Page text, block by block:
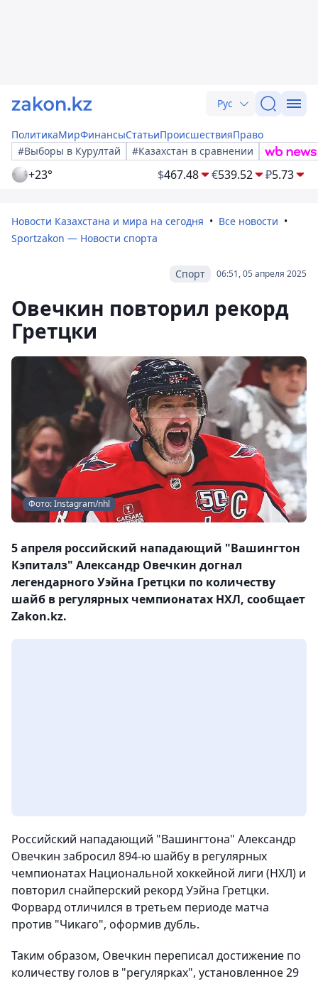
Рус
ПолитикаМирФинансыСтатьиПроисшествияПраво
#Выборы в Курултай
#Казахстан в сравнении
+23° $467.48 €539.52 ₽5.73
Новости Казахстана и мира на сегодня
Все новости
Sportzakon — Новости спорта
06:51, 05 апреля 2025
Спорт
Овечкин повторил рекорд
Гретцки
Фото: Instagram/nhl
5 апреля российский нападающий "Вашингтон
Кэпиталз" Александр Овечкин догнал
легендарного Уэйна Гретцки по количеству
шайб в регулярных чемпионатах НХЛ, сообщает
Zakon.kz.
Российский нападающий "Вашингтона" Александр
Овечкин забросил 894‑ю шайбу в регулярных
чемпионатах Национальной хоккейной лиги (НХЛ) и
повторил снайперский рекорд Уэйна Гретцки.
Форвард отличился в третьем периоде матча
против "Чикаго", оформив дубль.
Таким образом, Овечкин переписал достижение по
количеству голов в "регулярках", установленное 29